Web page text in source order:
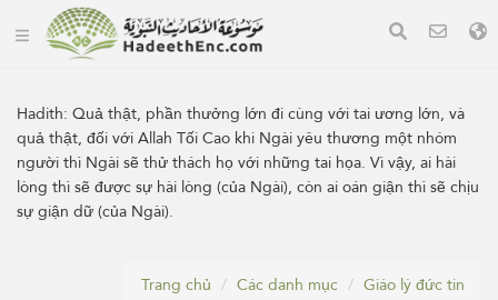
Hadith:Quả thật, phần thưởng lớn đi cùng với tai ương lớn, và
quả thật, đối với Allah Tối Cao khi Ngài yêu thương một nhóm
người thì Ngài sẽ thử thách họ với những tai họa. Vì vậy, ai hài
lòng thì sẽ được sự hài lòng (của Ngài), còn ai oán giận thì sẽ chịu
sự giận dữ (của Ngài).
Trang chủ Các danh mục Giáo lý đức tin